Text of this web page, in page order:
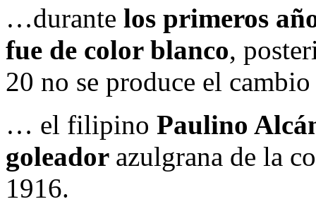
…durante los primeros
fue de color blanco,
20 no se produce el
… el filipino Paulino
goleador azulgrana de la
1916.